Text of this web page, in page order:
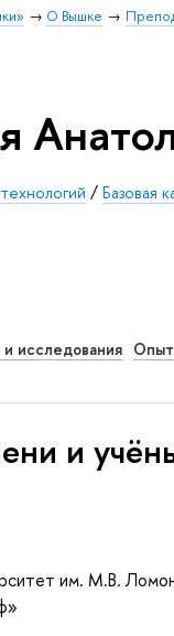
О Вышке
/Базовая
исследования
и
им. М.В.